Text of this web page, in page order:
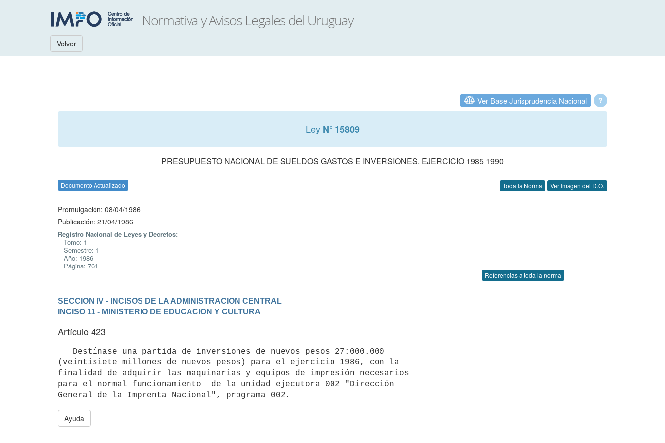
Volver
?
Ver Base Jurisprudencia Nacional
Ley N° 15809
PRESUPUESTO NACIONAL DE SUELDOS GASTOS E INVERSIONES. EJERCICIO 1985 1990
Documento Actualizado Toda la Norma Ver Imagen del D.O.
Promulgación: 08/04/1986
Publicación: 21/04/1986
Registro Nacional de Leyes y Decretos:
Tomo: 1
Semestre: 1
Año: 1986
Página: 764
Referencias a toda la norma
SECCION IV - INCISOS DE LA ADMINISTRACION CENTRAL
INCISO 11 - MINISTERIO DE EDUCACION Y CULTURA
Artículo 423
(veintisiete millones de nuevos pesos) para el ejercicio 1986, con la
finalidad de adquirir las maquinarias y equipos de impresión necesarios
para el normal funcionamiento  de la unidad ejecutora 002 "Dirección
Ayuda